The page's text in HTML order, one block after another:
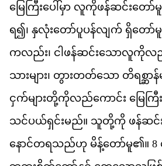
မ ကပ မ လကဖနဆငတမ
ရ၍၊ နလတပပနလက ရတမ
ကလည်း၊ င ဖနဆငသလကလ
သများ၊ တတတသ တရစန
ငကမတကလညကင မ က
သငပယရငမည်။ သတက ဖနဆ
နငတရသညဟ မနတမူ​၏။ 8